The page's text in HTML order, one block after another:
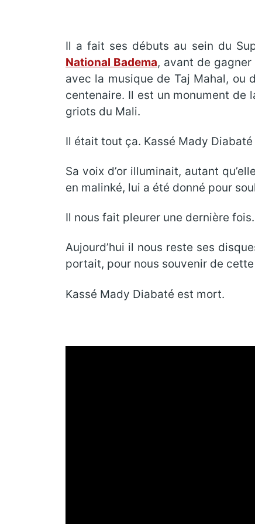
Il a fait ses débuts au sein du
National Badema, avant de
avec la musique de Taj Mahal, ou
centenaire. Il est un monument de
griots du Mali.
Il était tout ça. Kassé Mady
Sa voix d’or illuminait, autant
en malinké, lui a été donné pour
Il nous fait pleurer une dernière
Aujourd’hui il nous reste ses
portait, pour nous souvenir de
Kassé Mady Diabaté est mort.